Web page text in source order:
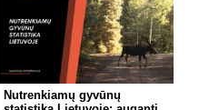
Nutrenkiamų gyvūnų